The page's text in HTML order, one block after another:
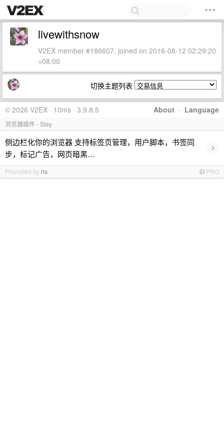
livewithsnow
V2EX member #186607, joined on 2016-08-12 02:29:20
+08:00
切换主题列表
About · Language
© 2026 V2EX · 10ms · 3.9.8.5
浏览器插件 - Stay
侧边栏化你的浏览器 支持标签页管理，用户脚本，书签同
步，标记广告，网页暗黑…
›
Promoted by ris PRO